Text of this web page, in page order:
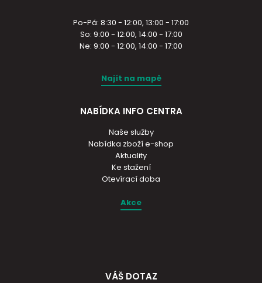
Po-Pá: 8:30 - 12:00, 13:00 - 17:00
So: 9:00 - 12:00, 14:00 - 17:00
Ne: 9:00 - 12:00, 14:00 - 17:00
Najít na mapě
NABÍDKA INFO CENTRA
Naše služby
Nabídka zboží e-shop
Aktuality
Ke stažení
Otevírací doba
Akce
VÁŠ DOTAZ